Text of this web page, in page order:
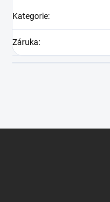
Kategorie:
Záruka: